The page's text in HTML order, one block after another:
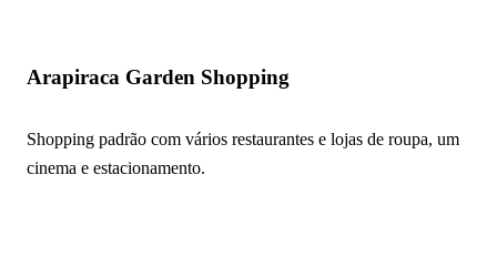
Arapiraca Garden Shopping
Shopping padrão com vários restaurantes e lojas de roupa, um
cinema e estacionamento.